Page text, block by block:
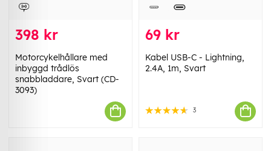
398 kr
Motorcykelhållare med
inbyggd trådlös
snabbladdare, Svart (CD-
3093)
69 kr
Kabel USB-C - Lightning,
2.4A, 1m, Svart
3